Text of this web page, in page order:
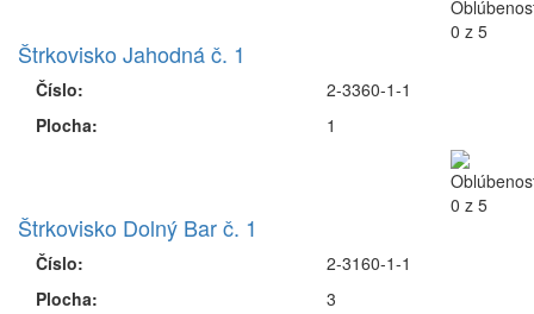
Štrkovisko Jahodná č. 1
Číslo:
Plocha:
2-3360-1-1
1
Štrkovisko Dolný Bar č. 1
Číslo:
Plocha:
2-3160-1-1
3